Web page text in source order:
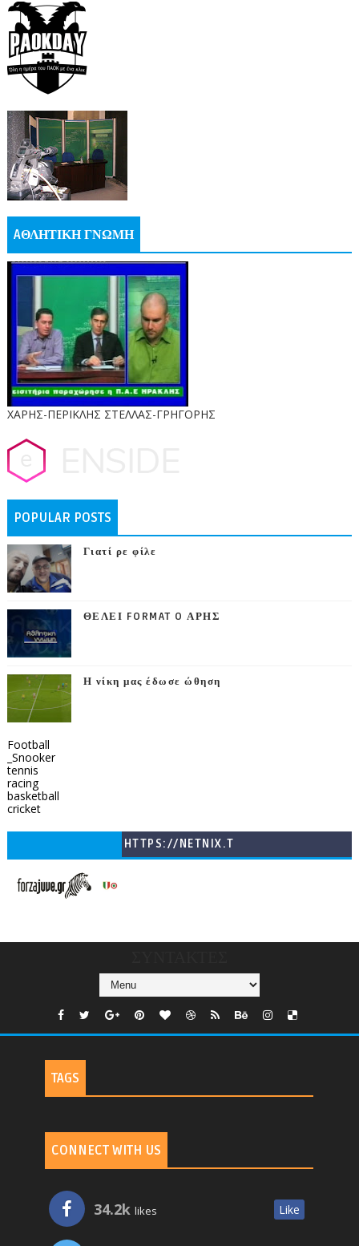
AΘΛΗΤΙΚΗ ΓΝΩΜΗ
ΧΑΡΗΣ-ΠΕΡΙΚΛΗΣ ΣΤΕΛΛΑΣ-ΓΡΗΓΟΡΗΣ
POPULAR POSTS
Γιατί ρε φίλε
ΘΕΛΕΙ FORMAT O ΑΡΗΣ
Η νίκη μας έδωσε ώθηση
Football
_Snooker
tennis
racing
basketball
cricket
HTTPS://NETNIX.T
TAGS
CONNECT WITH US
34.2k likes Like